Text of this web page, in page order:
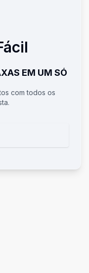
EM UM SÓ
com todos os